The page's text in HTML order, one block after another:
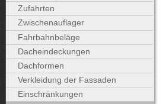
Zufahrten
Zwischenauflager
Fahrbahnbeläge
Dacheindeckungen
Dachformen
Verkleidung der Fassaden
Einschränkungen